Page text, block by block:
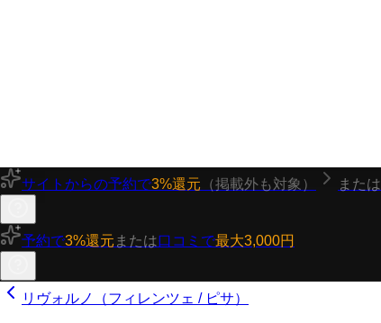
サイトからの予約で3%還元 （掲載外も対象） または
予約で3%還元 または口コミで最大3,000円
リヴォルノ（フィレンツェ / ピサ）